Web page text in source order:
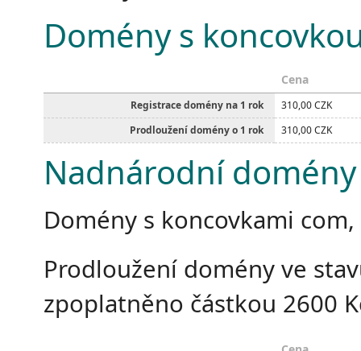
Domény s
Cena
Registrace domény na 1 rok
310,00 CZK
Prodloužení domény o 1 rok
310,00 CZK
Nadnárodní domény
Domény s koncovkami
Prodloužení domény ve
zpoplatněno částkou 2600